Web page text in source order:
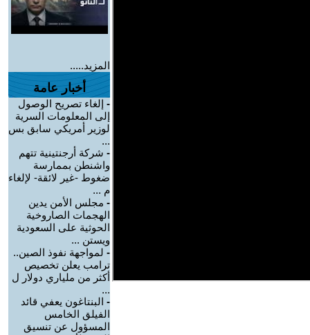
المزيد.....
أخبار عامة
- إلغاء تصريح الوصول
إلى المعلومات السرية
لوزير أمريكي سابق بس
...
- شركة أرجنتينية تتهم
واشنطن بممارسة
ضغوط -غير لائقة- لإلغاء
م ...
- مجلس الأمن يدين
الهجمات الصاروخية
الحوثية على السعودية
ويستن ...
- لمواجهة نفوذ الصين..
ترامب يعلن تخصيص
أكثر من ملياري دولار ل
...
- البنتاغون يعفي قائد
الفيلق الخامس
المسؤول عن تنسيق